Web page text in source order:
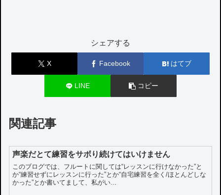
シェアする
X Facebook はてブ
LINE コピー
関連記事
声楽だとて練習をサボり続けてはいけません
このブログでは、フルートに関しては“レッスンに行けなかった”と
か“練習せずにレッスンに行った”とか“自宅練習を全く/ほとんどしな
かった”とか書いてまして、私がい...